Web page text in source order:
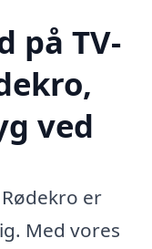
på TV-
ved
er
Med vores